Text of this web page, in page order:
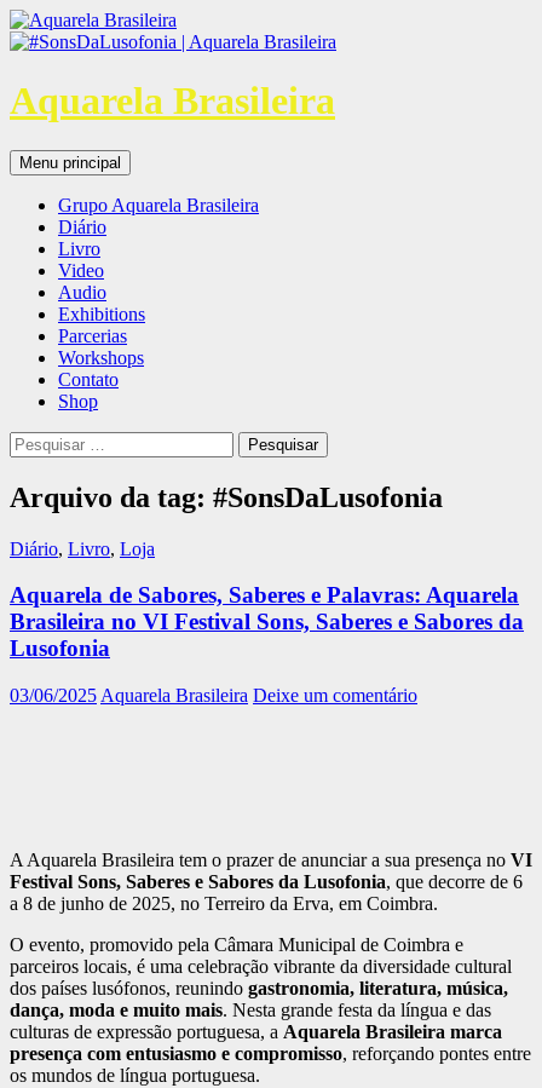
Aquarela Brasileira
Pesquisar
Menu principal
Pular
para
o
Grupo Aquarela Brasileira
Diário
Livro
Video
Audio
Exhibitions
Parcerias
Workshops
Contato
Shop
Pesquisar
por:
Arquivo da tag: #SonsDaLusofonia
Diário, Livro, Loja
Aquarela de Sabores, Saberes e Palavras: Aquarela
Brasileira no VI Festival Sons, Saberes e Sabores da
Lusofonia
03/06/2025 Aquarela Brasileira Deixe um comentário
A Aquarela Brasileira tem o prazer de anunciar a sua presença no VI
Festival Sons, Saberes e Sabores da Lusofonia, que decorre de 6
a 8 de junho de 2025, no Terreiro da Erva, em Coimbra.
O evento, promovido pela Câmara Municipal de Coimbra e
parceiros locais, é uma celebração vibrante da diversidade cultural
dos países lusófonos, reunindo gastronomia, literatura, música,
dança, moda e muito mais. Nesta grande festa da língua e das
culturas de expressão portuguesa, a Aquarela Brasileira marca
presença com entusiasmo e compromisso, reforçando pontes entre
os mundos de língua portuguesa.